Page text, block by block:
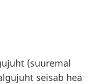
(suuremal
seisab hea